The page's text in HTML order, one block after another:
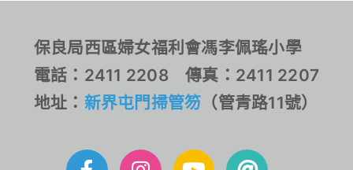
保良局西區婦女福利會馮李佩瑤小學
電話：2411 2208 傳真：2411 2207
地址： 新界屯門掃管笏 （管青路11號）